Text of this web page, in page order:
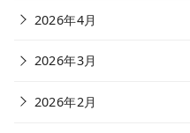
2026年4月
2026年3月
2026年2月